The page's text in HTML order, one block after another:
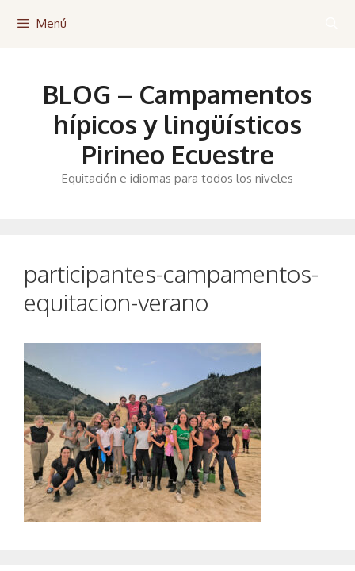
Menú
BLOG – Campamentos
hípicos y lingüísticos
Pirineo Ecuestre
Equitación e idiomas para todos los niveles
participantes-campamentos-
equitacion-verano